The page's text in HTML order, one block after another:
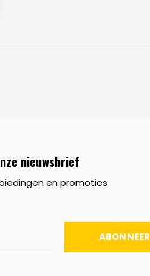
nieuwsbrief
en promoties
ABONNEER